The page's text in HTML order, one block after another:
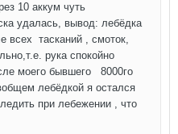
10 аккум чуть
удалась, вывод: лебёдка
всех тасканий , смоток,
рука спокойно
моего бывшего 8000го
лебёдкой я остался
при лебежении , что